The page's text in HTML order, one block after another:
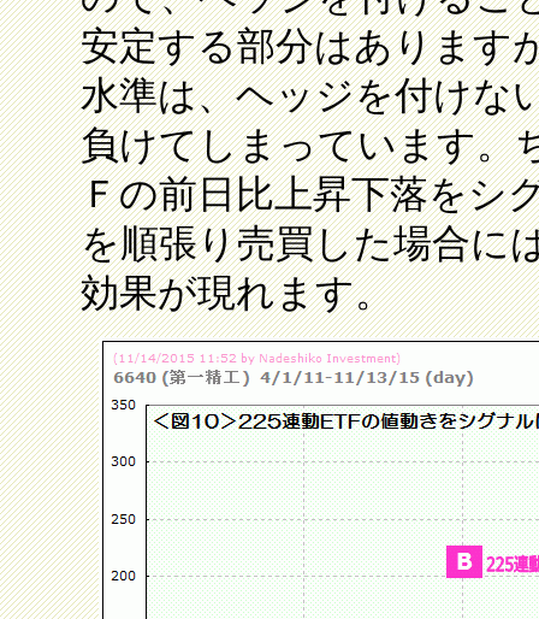
安定する部分はあります
水準は、ヘッジを付けな
負けてしまっています。
Ｆの前日比上昇下落をシ
を順張り売買した場合に
効果が現れます。